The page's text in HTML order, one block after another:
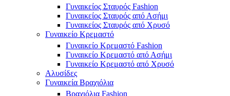
Γυναικείος Σταυρός Fashion
Γυναικείος Σταυρός από Ασήμι
Γυναικείος Σταυρός από Χρυσό
Γυναικείο Κρεμαστό
Γυναικείο Κρεμαστό Fashion
Γυναικείο Κρεμαστό από Ασήμι
Γυναικείο Κρεμαστό από Χρυσό
Αλυσίδες
Γυναικεία Βραχιόλια
Βραχιόλια Fashion